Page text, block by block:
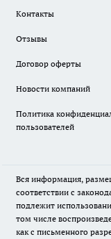
Контакты
Отзывы
Договор оферты
Новости компаний
Политика
пользователей
Вся информация,
соответствии с
подлежит
том числе
как с письменного